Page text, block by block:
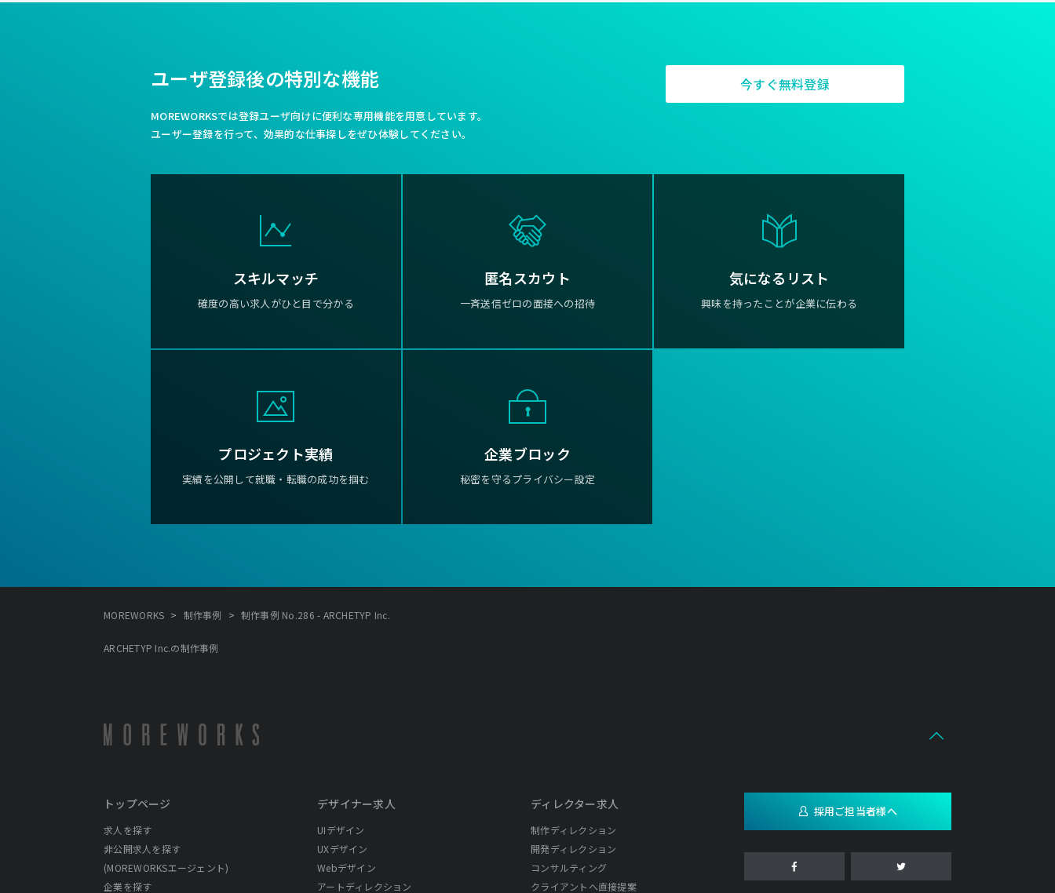
ユーザ登録後の特別な機能
MOREWORKSでは登録ユーザ向けに便利な専用機能を用意しています。
ユーザー登録を行って、効果的な仕事探しをぜひ体験してください。
今すぐ無料登録
スキルマッチ
確度の高い求人がひと目で分かる
匿名スカウト
一斉送信ゼロの面接への招待
気になるリスト
興味を持ったことが企業に伝わる
プロジェクト実績
実績を公開して就職・転職の成功を掴む
企業ブロック
秘密を守るプライバシー設定
MOREWORKS > 制作事例 > 制作事例 No.286 - ARCHETYP Inc.
ARCHETYP Inc.の制作事例
トップページ
求人を探す
非公開求人を探す
(MOREWORKSエージェント)
企業を探す
デザイナー求人
UIデザイン
UXデザイン
Webデザイン
アートディレクション
ディレクター求人
制作ディレクション
開発ディレクション
コンサルティング
クライアントへ直接提案
採用ご担当者様へ